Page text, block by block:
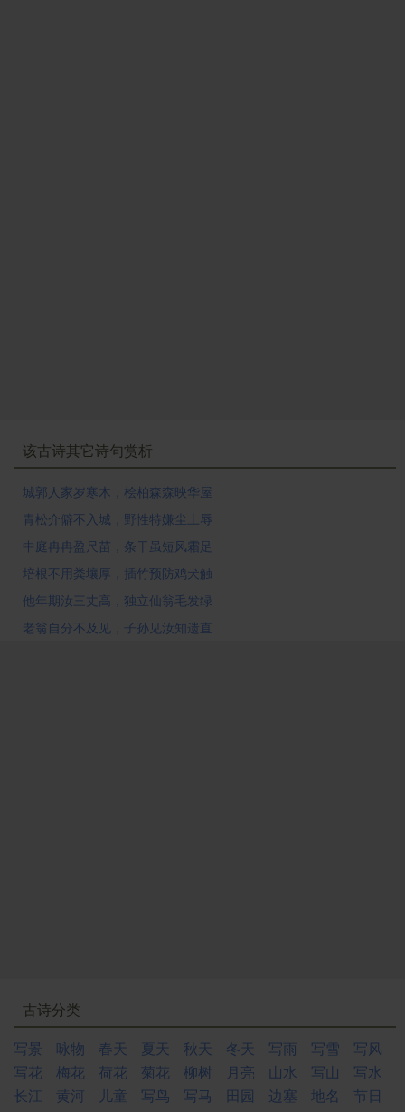
该古诗其它诗句赏析
城郭人家岁寒木，桧柏森森映华屋
青松介僻不入城，野性特嫌尘土辱
中庭冉冉盈尺苗，条干虽短风霜足
培根不用粪壤厚，插竹预防鸡犬触
他年期汝三丈高，独立仙翁毛发绿
老翁自分不及见，子孙见汝知遗直
古诗分类
写景
咏物 春天 夏天 秋天 冬天 写雨 写雪
写风
写花
梅花 荷花 菊花 柳树 月亮 山水 写山
写水
长江
黄河 儿童 写鸟 写马 田园 边塞 地名
节日